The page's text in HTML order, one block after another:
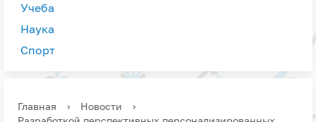
Учеба
Наука
Спорт
Главная › Новости
›